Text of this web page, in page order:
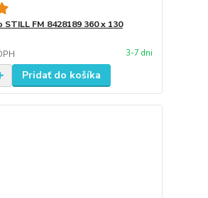
FM 8428189 360 x 130
3-7 dni
Pridať do košíka